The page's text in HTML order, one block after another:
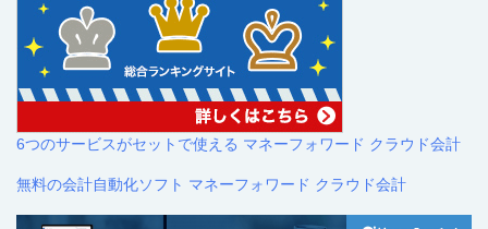
6つのサービスがセットで使える マネーフォワード クラウド会計
無料の会計自動化ソフト マネーフォワード クラウド会計